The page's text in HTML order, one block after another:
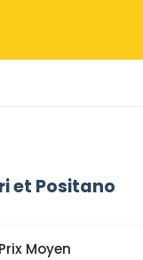
et Positano
Prix Moyen